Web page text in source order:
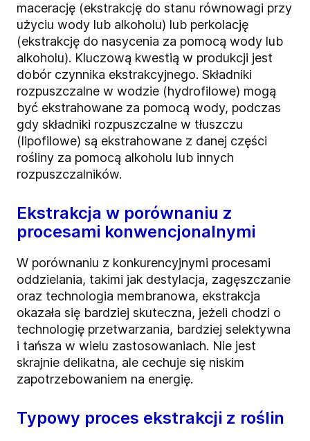
macerację (ekstrakcję do stanu równowagi przy
użyciu wody lub alkoholu) lub perkolację
(ekstrakcję do nasycenia za pomocą wody lub
alkoholu). Kluczową kwestią w produkcji jest
dobór czynnika ekstrakcyjnego. Składniki
rozpuszczalne w wodzie (hydrofilowe) mogą
być ekstrahowane za pomocą wody, podczas
gdy składniki rozpuszczalne w tłuszczu
(lipofilowe) są ekstrahowane z danej części
rośliny za pomocą alkoholu lub innych
rozpuszczalników.
Ekstrakcja w porównaniu z
procesami konwencjonalnymi
W porównaniu z konkurencyjnymi procesami
oddzielania, takimi jak destylacja, zagęszczanie
oraz technologia membranowa, ekstrakcja
okazała się bardziej skuteczna, jeżeli chodzi o
technologię przetwarzania, bardziej selektywna
i tańsza w wielu zastosowaniach. Nie jest
skrajnie delikatna, ale cechuje się niskim
zapotrzebowaniem na energię.
Typowy proces ekstrakcji z roślin